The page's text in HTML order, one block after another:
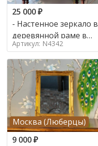
25 000₽
- Настенное зеркало в
деревянной раме в
стиле ар нуво,
Артикул: N4342
Москва (Люберцы)
9 000₽